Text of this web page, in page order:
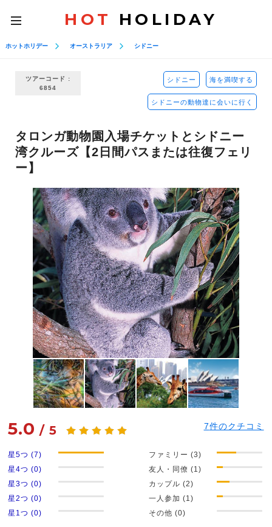
toggle
navigation
HOT HOLIDAY
ホットホリデー オーストラリア シドニー
ツアーコード :
6854
シドニー 海を満喫する
シドニーの動物達に会いに行く
タロンガ動物園入場チケットとシドニー
湾クルーズ【2日間パスまたは往復フェリ
ー】
5.0 /5 7件のクチコミ
星5つ (7)
星4つ (0)
星3つ (0)
星2つ (0)
星1つ (0)
ファミリー (3)
友人・同僚 (1)
カップル (2)
一人参加 (1)
その他 (0)